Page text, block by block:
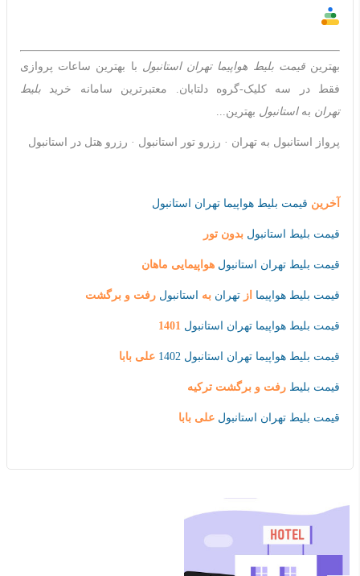
بهترینقیمت بلیط هواپیما تهران استانبول با بهترین ساعات پروازی
فقط در سه کلیک-گروه دلتابان. معتبرترین سامانه خرید بلیط
تهران بهاستانبول بهترین...
آخرین قیمت بلیط هواپیما تهران استانبول
قیمت بلیط استانبول بدون تور
قیمت بلیط تهران استانبول هواپیمایی ماهان
قیمت بلیط هواپیما از تهران به استانبول رفت و برگشت
قیمت بلیط هواپیما تهران استانبول 1401
قیمت بلیط هواپیما تهران استانبول 1402 علی بابا
قیمت بلیط رفت و برگشت ترکیه
قیمت بلیط تهران استانبول علی بابا